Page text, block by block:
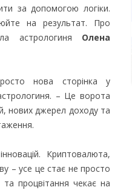
за допомогою логіки.
на результат. Про
астрологиня Олена
нова сторінка у
– Це ворота
нових джерел доходу та
Криптовалюта,
– усе це стає не просто
процвітання чекає на